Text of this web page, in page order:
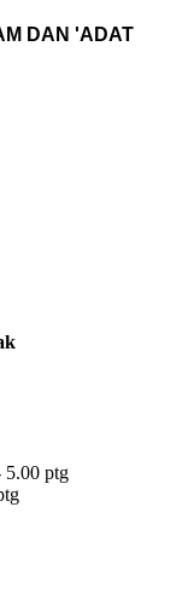
DAN 'ADAT
5.00 ptg